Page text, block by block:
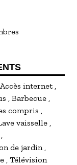
deux chevets,
électrique
Accès internet
Barbecue
compris
vaisselle
de jardin
Télévision